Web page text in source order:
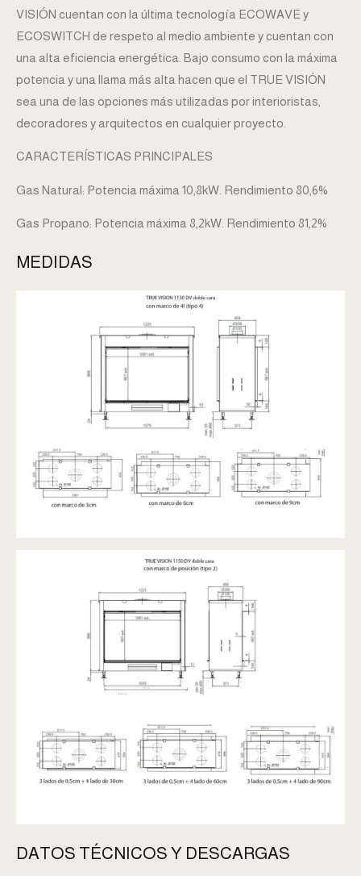
VISIÓN cuentan con la última tecnología ECOWAVE y
ECOSWITCH de respeto al medio ambiente y cuentan con
una alta eficiencia energética. Bajo consumo con la máxima
potencia y una llama más alta hacen que el TRUE VISIÓN
sea una de las opciones más utilizadas por interioristas,
decoradores y arquitectos en cualquier proyecto.
CARACTERÍSTICAS PRINCIPALES
Gas Natural: Potencia máxima 10,8kW. Rendimiento 80,6%
Gas Propano: Potencia máxima 8,2kW. Rendimiento 81,2%
MEDIDAS
DATOS TÉCNICOS Y DESCARGAS